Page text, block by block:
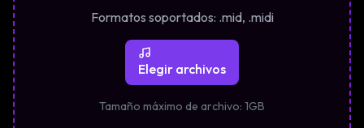
Formatos soportados: .mid, .midi
Elegir archivos
Tamaño máximo de archivo: 1GB